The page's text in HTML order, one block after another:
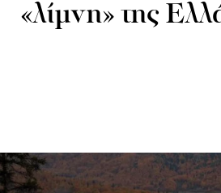
«λίμνη» της